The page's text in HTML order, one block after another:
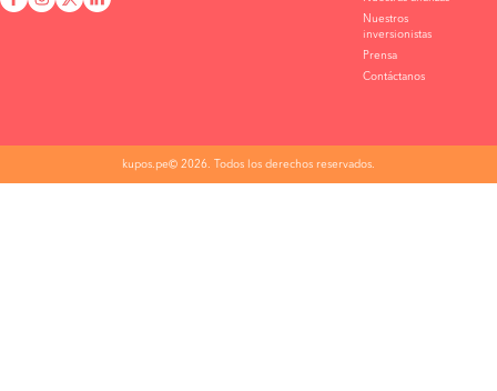
Nuestros
inversionistas
Prensa
Contáctanos
kupos.pe© 2026. Todos los derechos reservados.